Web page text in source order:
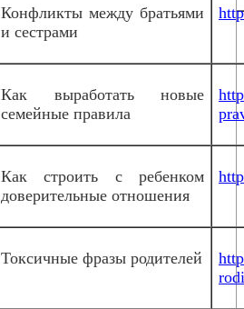
Конфликты между братьями
и сестрами
Как выработать новые
семейные правила
Как строить с ребенком
доверительные отношения
Токсичные фразы родителей